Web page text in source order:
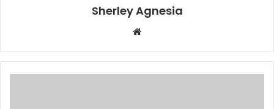
Sherley Agnesia